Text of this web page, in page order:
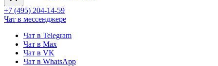
+7 (495) 204-14-59
Чат в мессенджере
Чат в Telegram
Чат в Max
Чат в VK
Чат в WhatsApp